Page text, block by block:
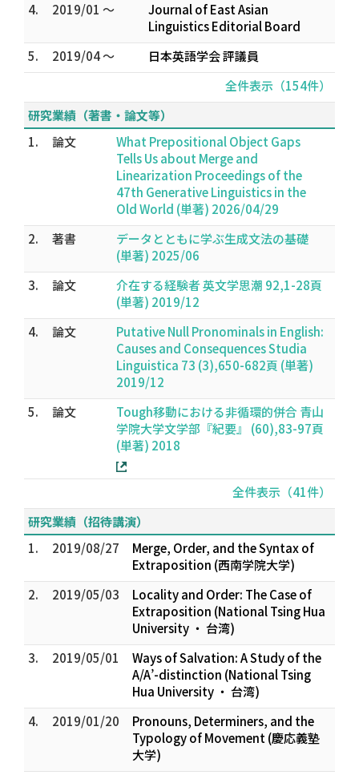
4.
2019/01 ～
Journal of East Asian
Linguistics Editorial Board
5.
2019/04 ～
日本英語学会 評議員
全件表示（154件）
研究業績（著書・論文等）
1.
論文
What Prepositional Object Gaps
Tells Us about Merge and
Linearization Proceedings of the
47th Generative Linguistics in the
Old World (単著) 2026/04/29
2.
著書
データとともに学ぶ生成文法の基礎
(単著) 2025/06
3.
論文
介在する経験者 英文学思潮 92,1-28頁
(単著) 2019/12
4.
論文
Putative Null Pronominals in English:
Causes and Consequences Studia
Linguistica 73 (3),650-682頁 (単著)
2019/12
5.
論文
Tough移動における非循環的併合 青山
学院大学文学部『紀要』 (60),83-97頁
(単著) 2018
全件表示（41件）
研究業績（招待講演）
1.
2019/08/27
Merge, Order, and the Syntax of
Extraposition (西南学院大学)
2.
2019/05/03
Locality and Order: The Case of
Extraposition (National Tsing Hua
University ・ 台湾)
3.
2019/05/01
Ways of Salvation: A Study of the
A/A’-distinction (National Tsing
Hua University ・ 台湾)
4.
2019/01/20
Pronouns, Determiners, and the
Typology of Movement (慶応義塾
大学)